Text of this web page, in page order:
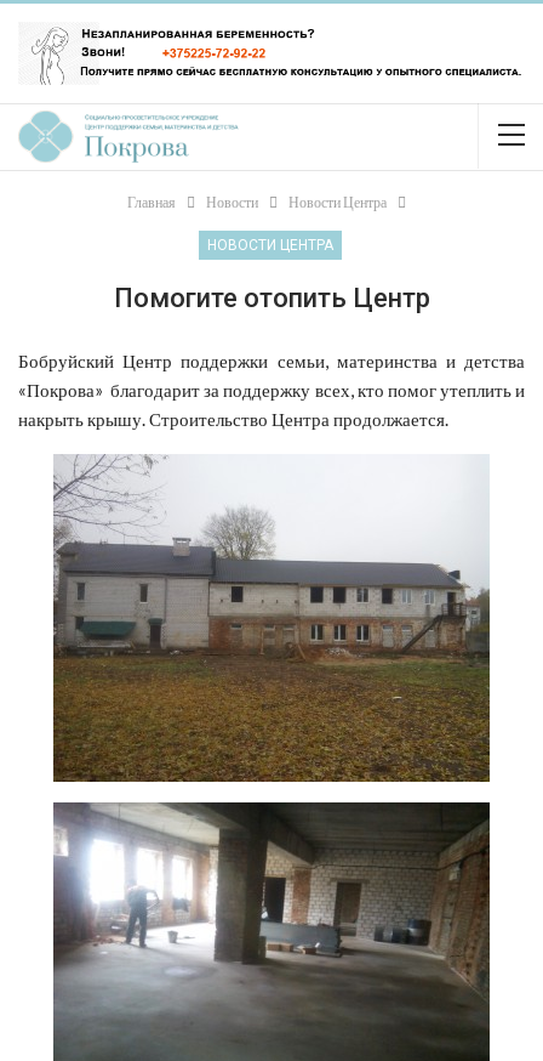
Главная Новости Новости Центра
НОВОСТИ ЦЕНТРА
Помогите отопить Центр
Бобруйский Центр поддержки семьи, материнства и детства
«Покрова» благодарит за поддержку всех, кто помог утеплить и
накрыть крышу. Строительство Центра продолжается.